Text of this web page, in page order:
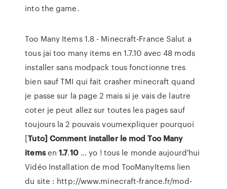
into the game.
Too Many Items 1.8 - Minecraft-France Salut a
tous jai too many items en 1.7.10 avec 48 mods
installer sans modpack tous fonctionne tres
bien sauf TMI qui fait crasher minecraft quand
je passe sur la page 2 mais si je vais de lautre
coter je peut allez sur toutes les pages sauf
toujours la 2 pouvais voumexpliquer pourquoi
[Tuto] Comment installer le mod Too Many
itemsen1.7.10... yo ! tous le monde aujourd'hui
Vidéo Installation de mod TooManyItems lien
du site : http://www.minecraft-france.fr/mod-